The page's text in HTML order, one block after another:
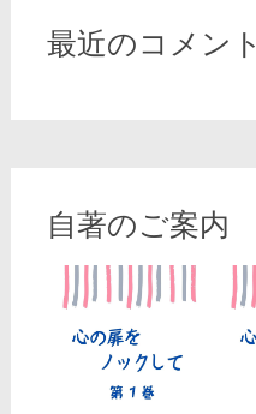
最近のコメント
自著のご案内